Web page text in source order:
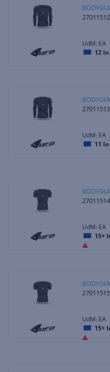
UdM: EA
12
UdM: EA
11
UdM: EA
15+
UdM: EA
15+